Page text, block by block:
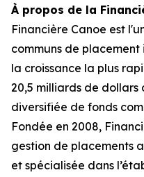
À propos de la
Financière Canoe est
communs de
la croissance la plus
20,5 milliards de
diversifiée de fonds
Fondée en 2008,
gestion de placements
et spécialisée dans